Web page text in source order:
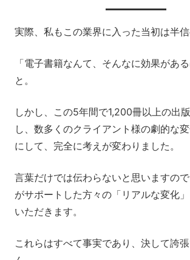
実際、私もこの業界に入った当初は半信
「電子書籍なんて、そんなに効果がある
と。
しかし、この5年間で1,200冊以上の出
し、数多くのクライアント様の劇的な
にして、完全に考えが変わりました。
言葉だけでは伝わらないと思いますの
がサポートした方々の「リアルな変化
いただきます。
これらはすべて事実であり、決して誇